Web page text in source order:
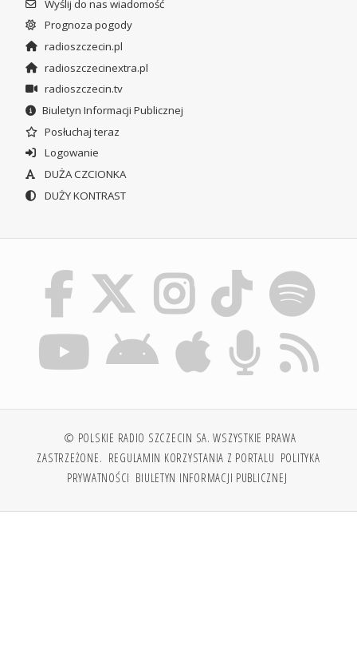
Wyślij do nas wiadomość
Prognoza pogody
radioszczecin.pl
radioszczecinextra.pl
radioszczecin.tv
Biuletyn Informacji Publicznej
Posłuchaj teraz
Logowanie
DUŻA CZCIONKA
DUŻY KONTRAST
© POLSKIE RADIO SZCZECIN SA. WSZYSTKIE PRAWA
ZASTRZEŻONE. REGULAMIN KORZYSTANIA Z PORTALU POLITYKA
PRYWATNOŚCI BIULETYN INFORMACJI PUBLICZNEJ